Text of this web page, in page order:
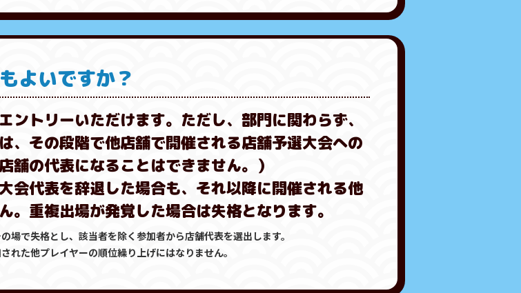
よいですか？
トリーいただけます。ただし、部門に関わらず、
、その段階で他店舗で開催される店舗予選大会への
舗の代表になることはできません。）
会代表を辞退した場合も、それ以降に開催される他
重複出場が発覚した場合は失格となります。
で失格とし、該当者を除く参加者から店舗代表を選出します。
た他プレイヤーの順位繰り上げにはなりません。